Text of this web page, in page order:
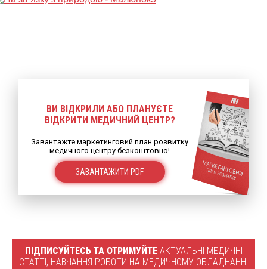
ВИ ВІДКРИЛИ АБО ПЛАНУЄТЕ
ВІДКРИТИ МЕДИЧНИЙ ЦЕНТР?
Завантажте маркетинговий план розвитку
медичного центру безкоштовно!
ЗАВАНТАЖИТИ PDF
ПІДПИСУЙТЕСЬ ТА ОТРИМУЙТЕАКТУАЛЬНІ МЕДИЧНІ
СТАТТІ, НАВЧАННЯ РОБОТИ НА МЕДИЧНОМУ ОБЛАДНАННІ